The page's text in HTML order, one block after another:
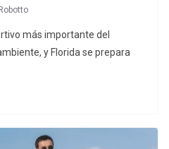
más importante del
y Florida se prepara